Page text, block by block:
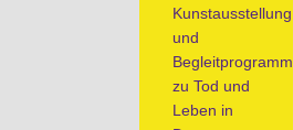
Kunstausstellung
und
Begleitprogramm
zu Tod und
Leben in